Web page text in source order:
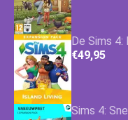
De Sims 4:
€49,95
Sims 4: